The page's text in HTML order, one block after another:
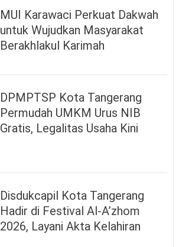
MUI Karawaci Perkuat Dakwah
untuk Wujudkan Masyarakat
Berakhlakul Karimah
DPMPTSP Kota Tangerang
Permudah UMKM Urus NIB
Gratis, Legalitas Usaha Kini
Disdukcapil Kota Tangerang
Hadir di Festival Al-A’zhom
2026, Layani Akta Kelahiran